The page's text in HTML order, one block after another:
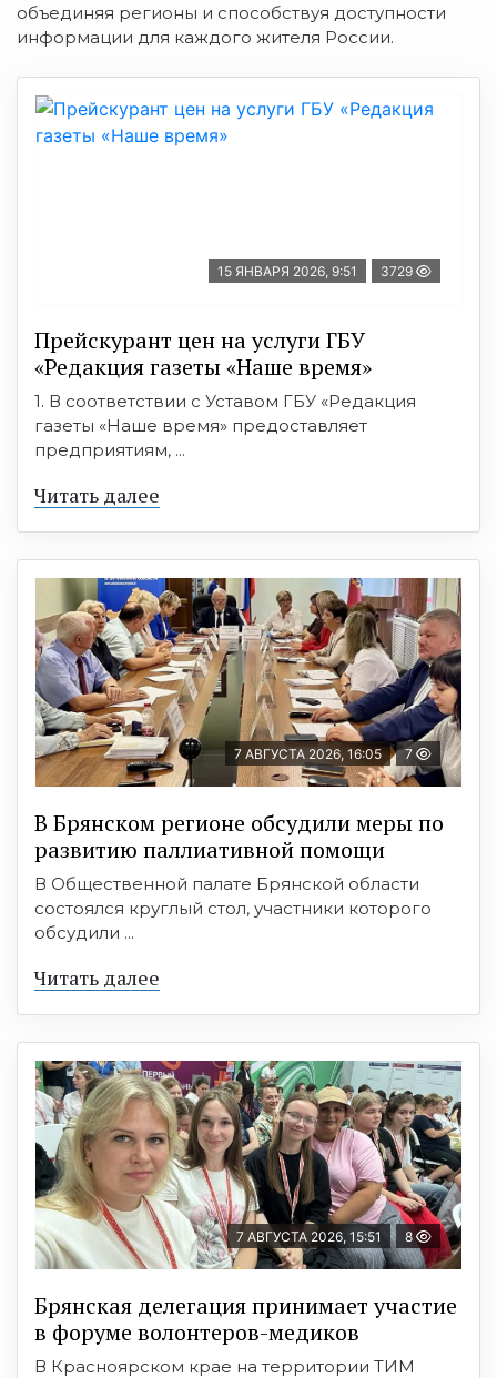
объединяя регионы и способствуя доступности
информации для каждого жителя России.
15 ЯНВАРЯ 2026, 9:51 3729
Прейскурант цен на услуги ГБУ
«Редакция газеты «Наше время»
1. В соответствии с Уставом ГБУ «Редакция
газеты «Наше время» предоставляет
предприятиям, ...
Читать далее
7 АВГУСТА 2026, 16:05 7
В Брянском регионе обсудили меры по
развитию паллиативной помощи
В Общественной палате Брянской области
состоялся круглый стол, участники которого
обсудили ...
Читать далее
7 АВГУСТА 2026, 15:51 8
Брянская делегация принимает участие
в форуме волонтеров-медиков
В Красноярском крае на территории ТИМ